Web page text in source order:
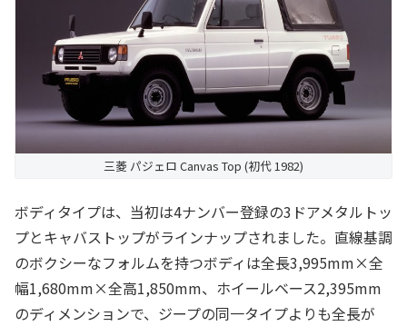
三菱 パジェロ Canvas Top (初代 1982)
ボディタイプは、当初は4ナンバー登録の3ドアメタルトッ
プとキャバストップがラインナップされました。直線基調
のボクシーなフォルムを持つボディは全長3,995mm×全
幅1,680mm×全高1,850mm、ホイールベース2,395mm
のディメンションで、ジープの同一タイプよりも全長が